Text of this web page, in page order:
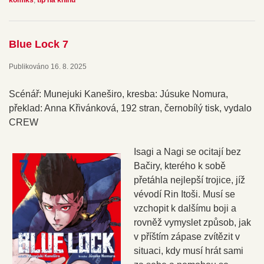
Blue Lock 7
Publikováno 16. 8. 2025
Scénář: Munejuki Kaneširo, kresba: Júsuke Nomura,
překlad: Anna Křivánková, 192 stran, černobílý tisk, vydalo
CREW
Isagi a Nagi se ocitají bez
Bačiry, kterého k sobě
přetáhla nejlepší trojice, jíž
vévodí Rin Itoši. Musí se
vzchopit k dalšímu boji a
rovněž vymyslet způsob, jak
v příštím zápase zvítězit v
situaci, kdy musí hrát sami